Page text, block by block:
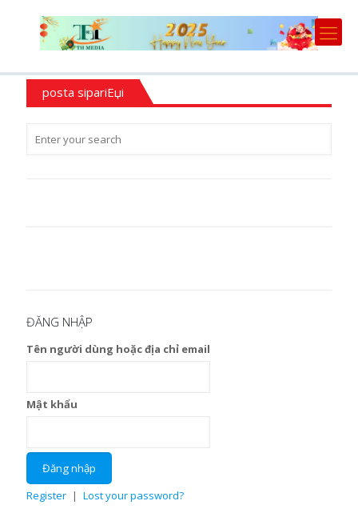
posta sipariЕџi
ĐĂNG NHẬP
Tên người dùng hoặc địa chỉ email
Mật khẩu
Register | Lost your password?